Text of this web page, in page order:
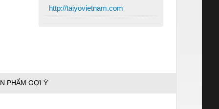
http://taiyovietnam.com
PHẨM GỢI Ý